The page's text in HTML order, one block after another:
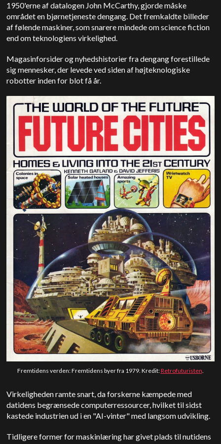
1950'erne af datalogen John McCarthy, gjorde måske
området en bjørnetjeneste dengang. Det fremkaldte billeder
af følende maskiner, som snarere mindede om science fiction
end om teknologiens virkelighed.
Magasinforsider og nyhedshistorier fra dengang forestillede
sig mennesker, der levede ved siden af højteknologiske
robotter inden for blot få år.
Fremtidens verden: Fremtidens byer fra 1979. Kredit:Retrofuturisten
Virkeligheden ramte snart, da forskerne kæmpede med
datidens begrænsede computerressourcer, hvilket til sidst
kastede industrien ud i en "AI-vinter" med langsom udvikling.
Tidligere former for maskinlæring har givet plads til nutidens